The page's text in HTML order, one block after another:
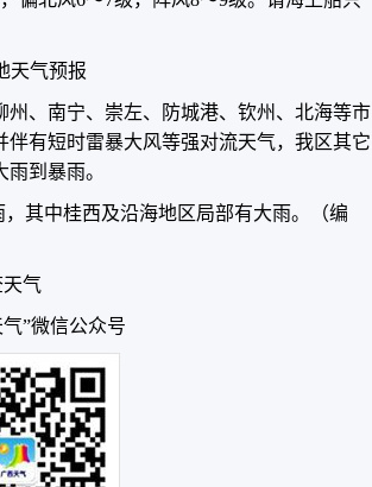
天气预报
、南宁、崇左、防城港、钦州、北海等市
有短时雷暴大风等强对流天气，我区其它
到暴雨。
其中桂西及沿海地区局部有大雨。（编
气
”微信公众号